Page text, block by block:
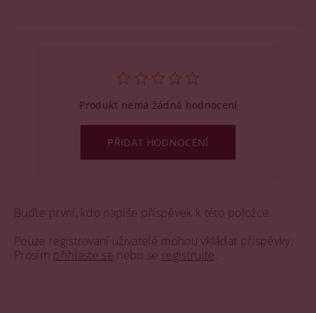
Buďte první, kdo napíše příspěvek k této položce.
Pouze registrovaní uživatelé mohou vkládat příspěvky.
Prosím přihlaste se nebo se registrujte
Produkt nemá žádná hodnocení
PŘIDAT HODNOCENÍ